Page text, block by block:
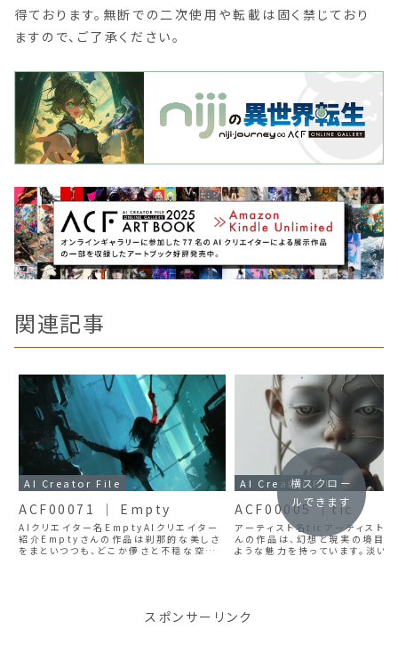
得ております。無断での二次使用や転載は固く禁じており
ますので、ご了承ください。
関連記事
AI Creator File
ACF00071 ｜ Empty
AIクリエイター名EmptyAIクリエイター
紹介Emptyさんの作品は刹那的な美しさ
をまといつつも、どこか儚さと不穏な空気
AI Creator File
ACF00005 ｜tic
アーティスト名ticアーティスト
んの作品は、幻想と現実の境目
ような魅力を持っています。淡い
横スクロー
ルできます
スポンサーリンク